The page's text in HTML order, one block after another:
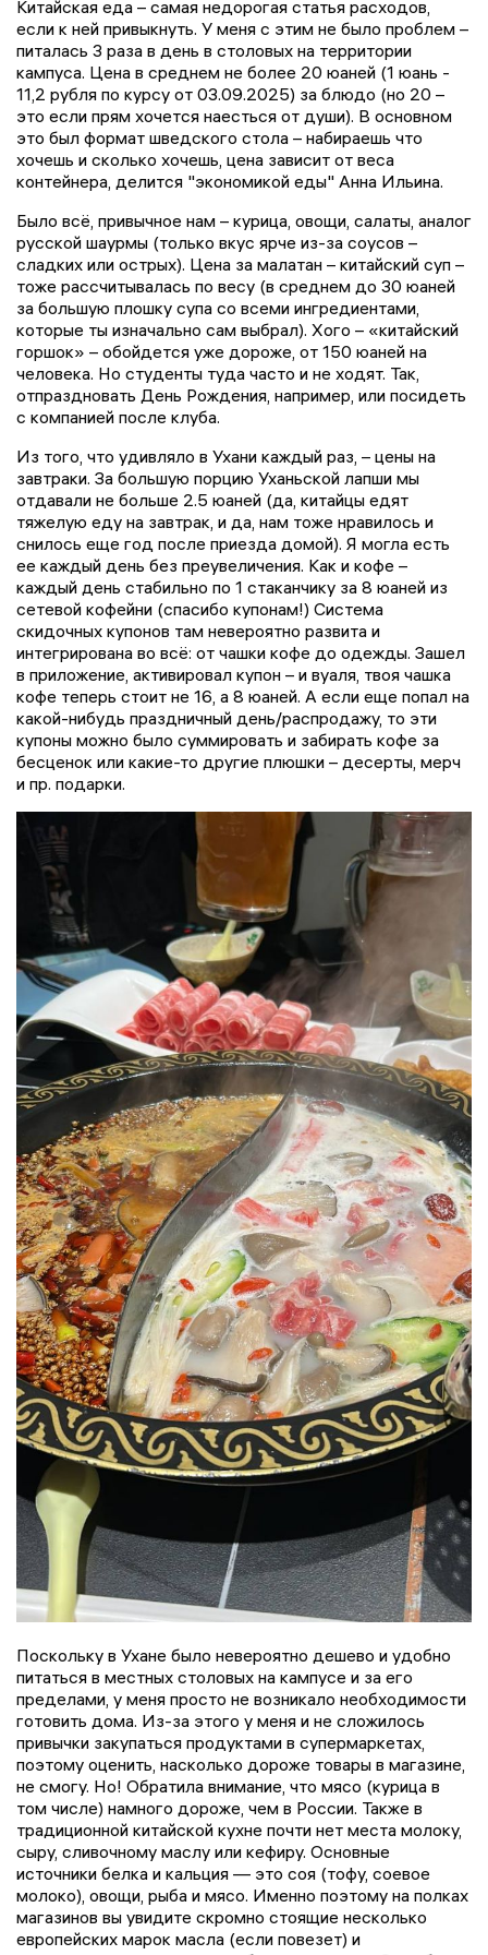
Китайская еда – самая недорогая статья расходов,
если к ней привыкнуть. У меня с этим не было проблем –
питалась 3 раза в день в столовых на территории
кампуса. Цена в среднем не более 20 юаней (1 юань -
11,2 рубля по курсу от 03.09.2025) за блюдо (но 20 –
это если прям хочется наесться от души). В основном
это был формат шведского стола – набираешь что
хочешь и сколько хочешь, цена зависит от веса
контейнера, делится "экономикой еды" Анна Ильина.
Было всё, привычное нам – курица, овощи, салаты, аналог
русской шаурмы (только вкус ярче из-за соусов –
сладких или острых). Цена за малатан – китайский суп –
тоже рассчитывалась по весу (в среднем до 30 юаней
за большую плошку супа со всеми ингредиентами,
которые ты изначально сам выбрал). Хого – «китайский
горшок» – обойдется уже дороже, от 150 юаней на
человека. Но студенты туда часто и не ходят. Так,
отпраздновать День Рождения, например, или посидеть
с компанией после клуба.
Из того, что удивляло в Ухани каждый раз, – цены на
завтраки. За большую порцию Уханьской лапши мы
отдавали не больше 2.5 юаней (да, китайцы едят
тяжелую еду на завтрак, и да, нам тоже нравилось и
снилось еще год после приезда домой). Я могла есть
ее каждый день без преувеличения. Как и кофе –
каждый день стабильно по 1 стаканчику за 8 юаней из
сетевой кофейни (спасибо купонам!) Система
скидочных купонов там невероятно развита и
интегрирована во всё: от чашки кофе до одежды. Зашел
в приложение, активировал купон – и вуаля, твоя чашка
кофе теперь стоит не 16, а 8 юаней. А если еще попал на
какой-нибудь праздничный день/распродажу, то эти
купоны можно было суммировать и забирать кофе за
бесценок или какие-то другие плюшки – десерты, мерч
и пр. подарки.
Поскольку в Ухане было невероятно дешево и удобно
питаться в местных столовых на кампусе и за его
пределами, у меня просто не возникало необходимости
готовить дома. Из-за этого у меня и не сложилось
привычки закупаться продуктами в супермаркетах,
поэтому оценить, насколько дороже товары в магазине,
не смогу. Но! Обратила внимание, что мясо (курица в
том числе) намного дороже, чем в России. Также в
традиционной китайской кухне почти нет места молоку,
сыру, сливочному маслу или кефиру. Основные
источники белка и кальция — это соя (тофу, соевое
молоко), овощи, рыба и мясо. Именно поэтому на полках
магазинов вы увидите скромно стоящие несколько
европейских марок масла (если повезет) и